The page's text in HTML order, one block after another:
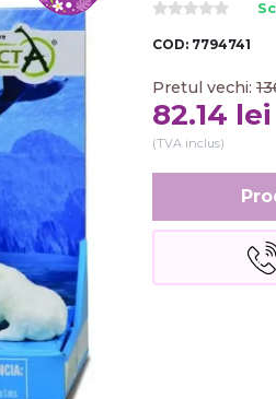
COD: 7794741
Pretul vechi:
82.14 lei
(TVA inclus)